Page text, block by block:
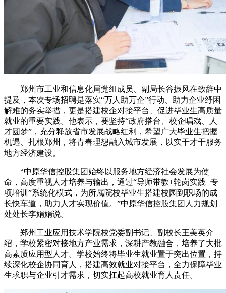
郑州市工业和信息化局党组成员、副局长谷振风在致辞中
提及，本次专场招聘是落实“万人助万企”行动、助力企业纾困
解难的务实举措，更是搭建校企对接平台、促进毕业生高质量
就业的重要实践。他表示，要坚持“政府搭台、校企唱戏、人
才圆梦”，充分释放省市发展战略红利，希望广大毕业生把握
机遇、扎根郑州，将青春理想融入城市发展，以实干才干服务
地方经济建设。
“中原华信控股集团始终以服务地方经济社会发展为使
命，高度重视人才培养与输出，通过“导师带教+轮岗实践+专
项培训”系统化模式，为所属院校毕业生搭建校园到职场的成
长快车道，助力人才实现价值。”中原华信控股集团人力规划
处处长李娟娟说。
郑州工业应用技术学院校党委副书记、副校长王美英介
绍，学校紧密对接地方产业需求，深耕产教融合，培养了大批
高素质应用型人才。学校始终将毕业生就业置于突出位置，持
续深化校企协同育人，搭建高效就业对接平台，全力保障毕业
生求职与企业引才需求，切实扛起高校就业育人责任。